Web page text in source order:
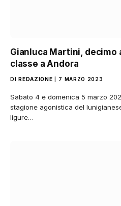
Gianluca Martini, decimo
classe a Andora
DI REDAZIONE 7 MARZO 2023
Sabato 4 e domenica 5 marzo
stagione agonistica del
ligure…